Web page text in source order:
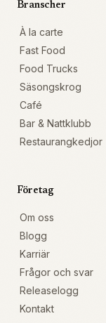
Branscher
À la carte
Fast Food
Food Trucks
Säsongskrog
Café
Bar & Nattklubb
Restaurangkedjor
Företag
Om oss
Blogg
Karriär
Frågor och svar
Releaselogg
Kontakt